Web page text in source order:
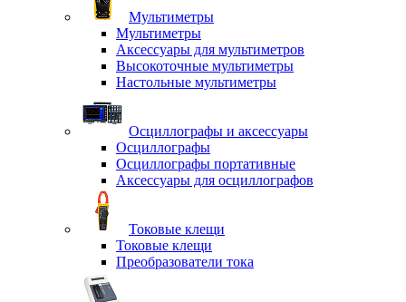
Мультиметры
Мультиметры
Аксессуары для мультиметров
Высокоточные мультиметры
Настольные мультиметры
Осциллографы и аксессуары
Осциллографы
Осциллографы портативные
Аксессуары для осциллографов
Токовые клещи
Токовые клещи
Преобразователи тока